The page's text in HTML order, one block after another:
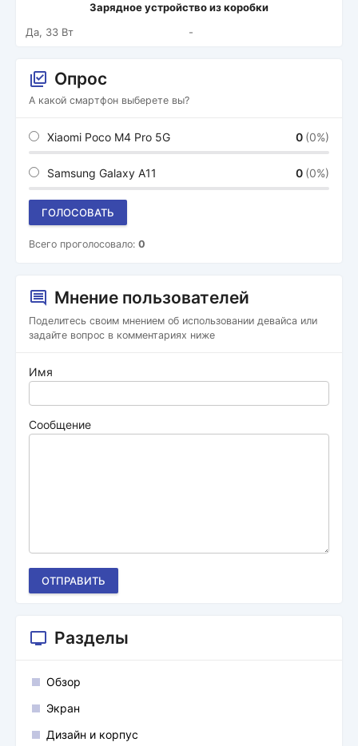
Зарядное устройство из коробки
Да, 33 Вт
-
Опрос
А какой смартфон выберете вы?
Xiaomi Poco M4 Pro 5G 0 (0%)
Samsung Galaxy A11 0 (0%)
ГОЛОСОВАТЬ
Всего проголосовало: 0
Мнение пользователей
Поделитесь своим мнением об использовании девайса или
задайте вопрос в комментариях ниже
Имя
Сообщение
ОТПРАВИТЬ
Разделы
Обзор
Экран
Дизайн и корпус